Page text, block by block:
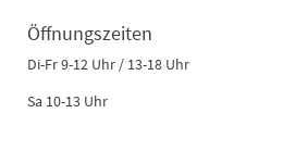
Öffnungszeiten
Di-Fr 9-12 Uhr / 13-18 Uhr
Sa 10-13 Uhr